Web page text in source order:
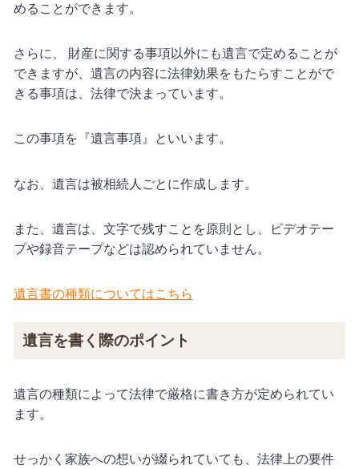
めることができます。
さらに、 財産に関する事項以外にも遺言で定めることが
できますが、遺言の内容に法律効果をもたらすことがで
きる事項は、法律で決まっています。
この事項を『遺言事項』といいます。
なお、遺言は被相続人ごとに作成します。
また、遺言は、文字で残すことを原則とし、ビデオテー
プや録音テープなどは認められていません。
遺言書の種類についてはこちら
遺言を書く際のポイント
遺言の種類によって法律で厳格に書き方が定められてい
ます。
せっかく家族への想いが綴られていても、法律上の要件